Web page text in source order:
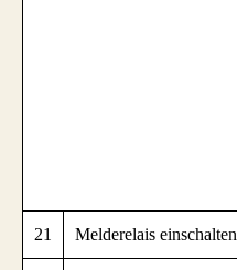
21 Melderelais einschalten